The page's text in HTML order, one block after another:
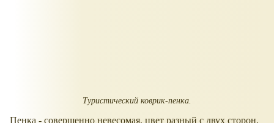
Туристический коврик-пенка.
Пенка - совершенно невесомая, цвет разный с двух сторон,